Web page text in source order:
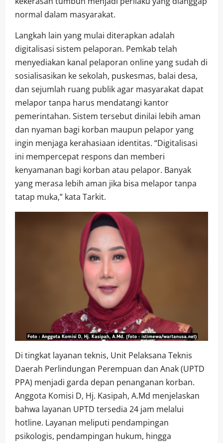
normal dalam masyarakat.
Langkah lain yang mulai diterapkan adalah
digitalisasi sistem pelaporan. Pemkab telah
menyediakan kanal pelaporan online yang sudah di
sosialisasikan ke sekolah, puskesmas, balai desa,
dan sejumlah ruang publik agar masyarakat dapat
melapor tanpa harus mendatangi kantor
pemerintahan. Sistem tersebut dinilai lebih aman
dan nyaman bagi korban maupun pelapor yang
ingin menjaga kerahasiaan identitas. “Digitalisasi
ini mempercepat respons dan memberi
kenyamanan bagi korban atau pelapor. Banyak
yang merasa lebih aman jika bisa melapor tanpa
tatap muka,” kata Tarkit.
Di tingkat layanan teknis, Unit Pelaksana Teknis
Daerah Perlindungan Perempuan dan Anak (UPTD
PPA) menjadi garda depan penanganan korban.
Anggota Komisi D, Hj. Kasipah, A.Md menjelaskan
bahwa layanan UPTD tersedia 24 jam melalui
hotline. Layanan meliputi pendampingan
psikologis, pendampingan hukum, hingga